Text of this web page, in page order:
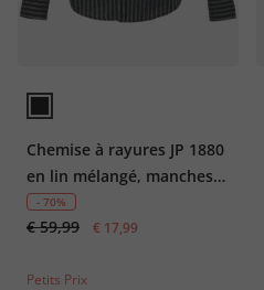
Chemise à rayures JP 1880
en lin mélangé, manches
longues et col montant,
coupe Modern Fit -
- 70%
€ 59,99 € 17,99
Petits Prix